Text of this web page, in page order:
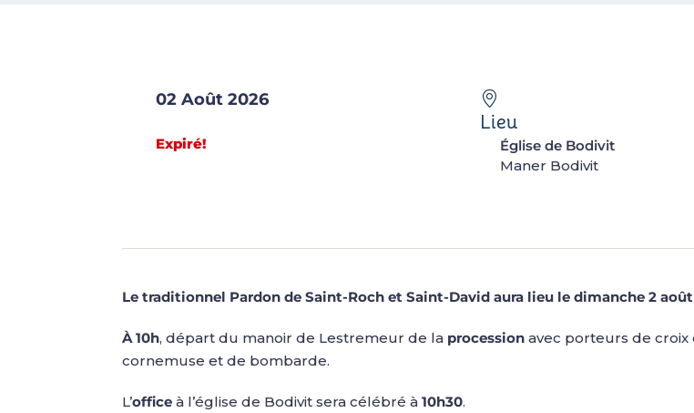
02 Août 2026
Expiré!
Lieu
Église de Bodivit
Maner Bodivit
Le traditionnel Pardon de Saint-Roch et Saint-David aura lieu le dimanche 2
À 10h, départ du manoir de Lestremeur de la procession avec porteurs de croix
cornemuse et de bombarde.
L’office à l’église de Bodivit sera célébré à10h30.